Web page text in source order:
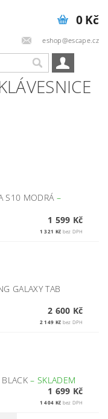
eshop@escape.cz
0 Kč
S10 MODRÁ –
1 599 Kč
1 321 Kč bez DPH
GALAXY TAB
2 600 Kč
2 149 Kč bez DPH
BLACK– SKLADEM
1 699 Kč
1 404 Kč bez DPH